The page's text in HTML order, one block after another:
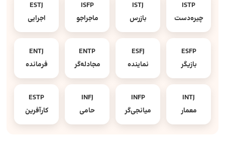
ISTP
چیره‌دست
ISTJ
بازرس
ISFP
ماجراجو
ESTJ
اجرایی
ESFP
بازیگر
ESFJ
نماینده
ENTP
مجادله‌گر
ENTJ
فرمانده
INTJ
معمار
INFP
میانجی‌گر
INFJ
حامی
ESTP
کارآفرین